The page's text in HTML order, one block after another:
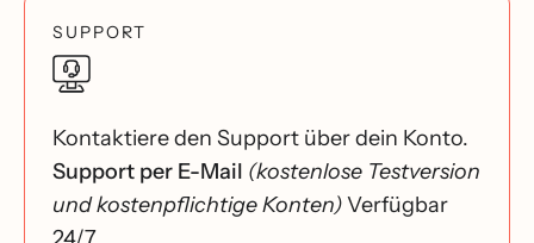
SUPPORT
Kontaktiere den Support über dein Konto.
Support per E-Mail (kostenlose Testversion
und kostenpflichtige Konten)Verfügbar